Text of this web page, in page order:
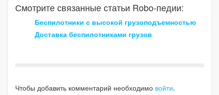
Смотрите связанные статьи Robo-педии:
Беспилотники с высокой грузоподъемностью
Доставка беспилотниками грузов
Чтобы добавить комментарий необходимо войти.